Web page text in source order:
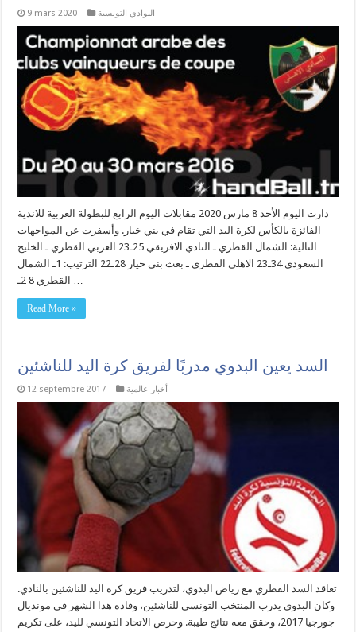
9 mars 2020 النوادي التونسية
دارت اليوم الأحد 8 مارس 2020 مقابلات اليوم الرابع للبطولة العربية للاندية
الفائزة بالكأس لكرة اليد التي تقام في بني خيار. وأسفرت عن المواجهات
التالية: الشمال القطري ـ النادي الافريقي 25ـ23 العربي القطري ـ الخليج
السعودي 34ـ23 الاهلي القطري ـ بعث بني خيار 28ـ22 الترتيب: 1ـ الشمال
Read More »
السد يعين البدوي مدربًا لفريق كرة اليد للناشئين
12 septembre 2017 أخبار عالمية
تعاقد السد القطري مع رياض البدوي، لتدريب فريق كرة اليد للناشئين بالنادي.
وكان البدوي يدرب المنتخب التونسي للناشئين، وقاده هذا الشهر في مونديال
جورجيا 2017، وحقق معه نتائج طيبة. وحرص الاتحاد التونسي لليد، على تكريم